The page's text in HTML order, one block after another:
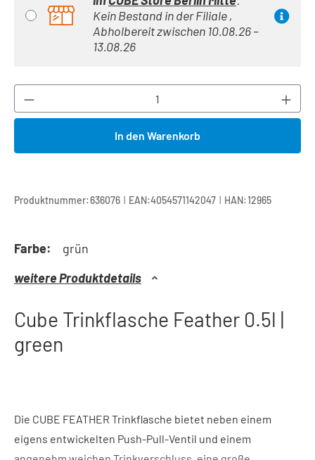
Kein Bestand in der Filiale ,
Abholbereit zwischen 10.08.26 –
13.08.26
Produkt Anzahl: Gib den gewünschten
In den Warenkorb
Produktnummer:636076 | EAN:4054571142047 | HAN:12965
Farbe:
grün
weitere Produktdetails
Cube Trinkflasche Feather 0.5l |
green
Die CUBE FEATHER Trinkflasche bietet neben einem
eigens entwickelten Push-Pull-Ventil und einem